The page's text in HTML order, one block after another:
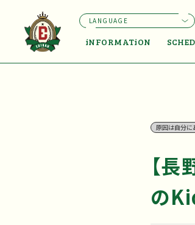
iNFORMATiON
LANGUAGE
原因は自分に
【
の